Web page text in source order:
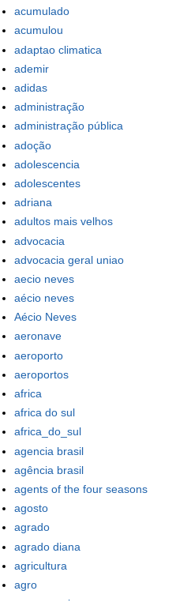
acumulado
acumulou
adaptao climatica
ademir
adidas
administração
administração pública
adoção
adolescencia
adolescentes
adriana
adultos mais velhos
advocacia
advocacia geral uniao
aecio neves
aécio neves
Aécio Neves
aeronave
aeroporto
aeroportos
africa
africa do sul
africa_do_sul
agencia brasil
agência brasil
agents of the four seasons
agosto
agrado
agrado diana
agricultura
agro